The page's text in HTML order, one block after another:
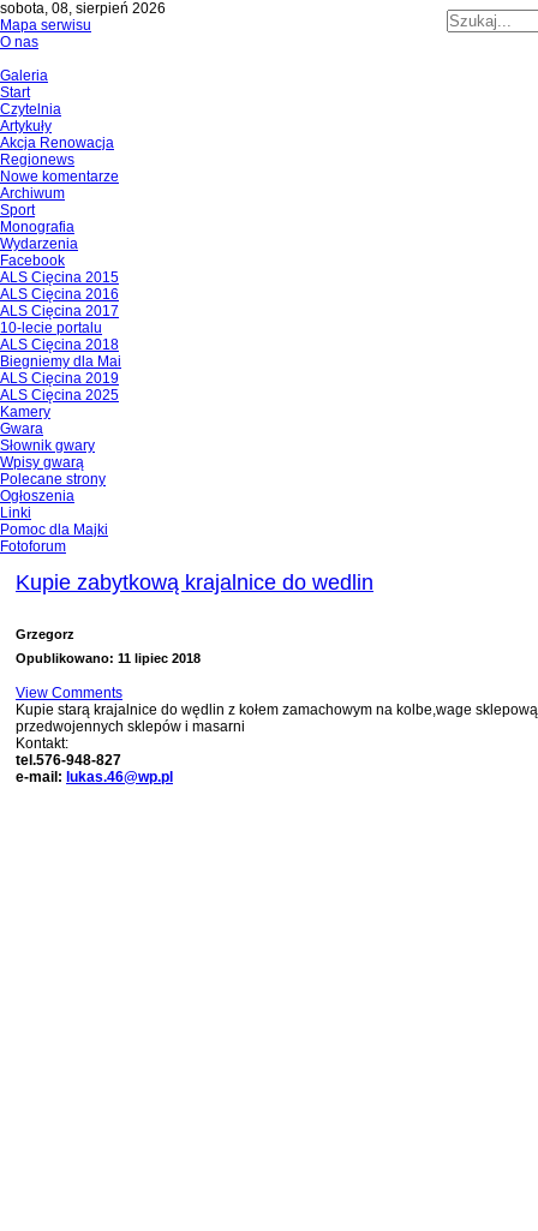
sobota, 08, sierpień 2026
Mapa serwisu
O nas
Galeria
Start
Czytelnia
Artykuły
Akcja Renowacja
Regionews
Nowe komentarze
Archiwum
Sport
Monografia
Wydarzenia
Facebook
ALS Cięcina 2015
ALS Cięcina 2016
ALS Cięcina 2017
10-lecie portalu
ALS Cięcina 2018
Biegniemy dla Mai
ALS Cięcina 2019
ALS Cięcina 2025
Kamery
Gwara
Słownik gwary
Wpisy gwarą
Polecane strony
Ogłoszenia
Linki
Pomoc dla Majki
Fotoforum
Kupie zabytkową krajalnice do wedlin
Grzegorz
Opublikowano: 11 lipiec 2018
View Comments
Kupie starą krajalnice do wędlin z kołem zamachowym na kolbe,wage
przedwojennych sklepów i masarni
Kontakt:
tel.576-948-827
e-mail: lukas.46@wp.pl